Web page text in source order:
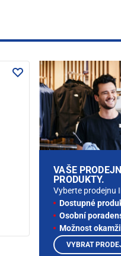
VAŠE
PRODUKTY.
Vyberte prodejnu
Dostupné
Osobní
Možnost